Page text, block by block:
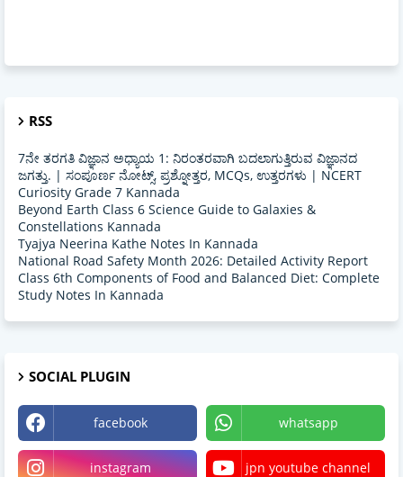
RSS
7ನೇ ತರಗತಿ ವಿಜ್ಞಾನ ಅಧ್ಯಾಯ 1: ನಿರಂತರವಾಗಿ ಬದಲಾಗುತ್ತಿರುವ ವಿಜ್ಞಾನದ
ಜಗತ್ತು. | ಸಂಪೂರ್ಣ ನೋಟ್ಸ್, ಪ್ರಶ್ನೋತ್ತರ, MCQs, ಉತ್ತರಗಳು | NCERT
Curiosity Grade 7 Kannada
Beyond Earth Class 6 Science Guide to Galaxies &
Constellations Kannada
Tyajya Neerina Kathe Notes In Kannada
National Road Safety Month 2026: Detailed Activity Report
Class 6th Components of Food and Balanced Diet: Complete
Study Notes In Kannada
SOCIAL PLUGIN
facebook whatsapp
instagram jpn youtube channel